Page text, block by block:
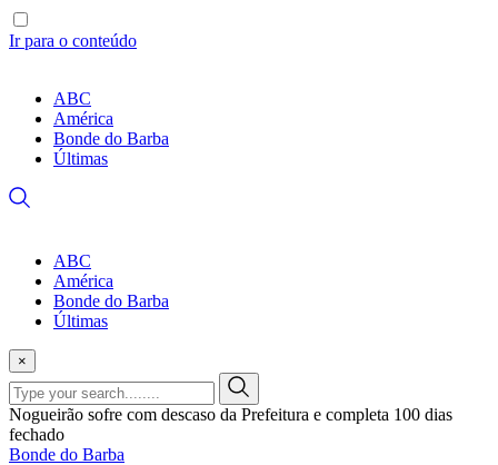
Ir para o conteúdo
ABC
América
Bonde do Barba
Últimas
ABC
América
Bonde do Barba
Últimas
×
Nogueirão sofre com descaso da Prefeitura e completa 100 dias
fechado
Bonde do Barba